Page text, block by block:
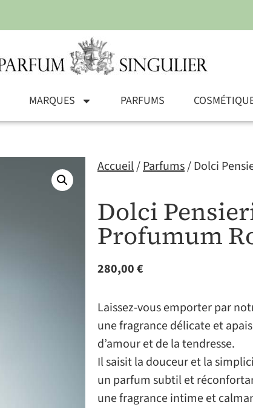
MARQUES PARFUMS
Accueil/Parfums/ Dolci
Dolci
Profumum
280,00€
Laissez-vous emporter par
une fragrance délicate et
d’amour et de la tendresse.
Il saisit la douceur et la
un parfum subtil et
une fragrance intime et